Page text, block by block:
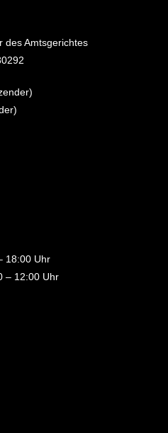
des Amtsgerichtes
18:00 Uhr
– 12:00 Uhr